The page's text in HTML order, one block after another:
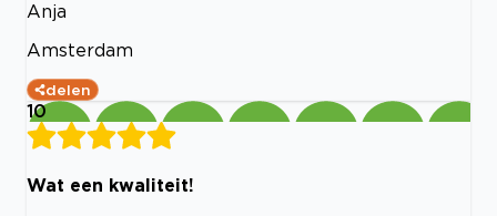
Anja
Amsterdam
delen
10
Wat een kwaliteit!